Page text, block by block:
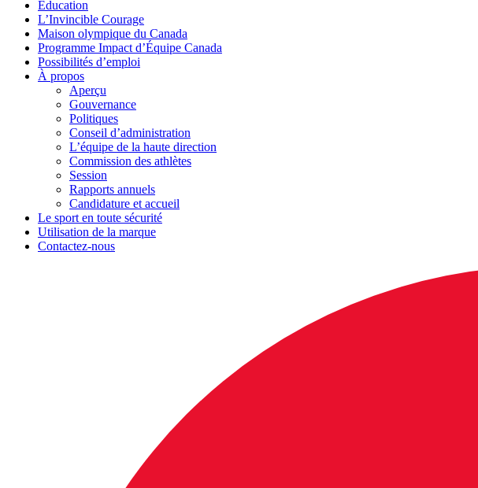
Éducation
L’Invincible Courage
Maison olympique du Canada
Programme Impact d’Équipe Canada
Possibilités d’emploi
À propos
Aperçu
Gouvernance
Politiques
Conseil d’administration
L’équipe de la haute direction
Commission des athlètes
Session
Rapports annuels
Candidature et accueil
Le sport en toute sécurité
Utilisation de la marque
Contactez-nous